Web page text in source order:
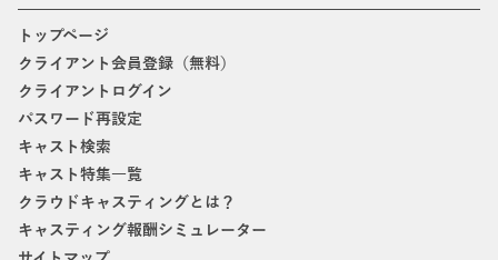
トップページ
クライアント会員登録（無料）
クライアントログイン
パスワード再設定
キャスト検索
キャスト特集一覧
クラウドキャスティングとは？
キャスティング報酬シミュレーター